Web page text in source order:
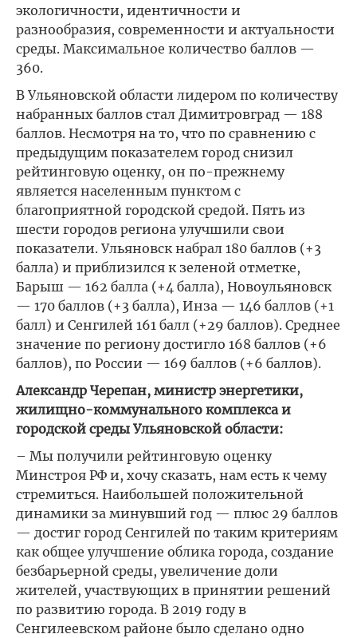
экологичности, идентичности и
разнообразия, современности и актуальности
среды. Максимальное количество баллов —
360.
В Ульяновской области лидером по количеству
набранных баллов стал Димитровград — 188
баллов. Несмотря на то, что по сравнению с
предыдущим показателем город снизил
рейтинговую оценку, он по-прежнему
является населенным пунктом с
благоприятной городской средой. Пять из
шести городов региона улучшили свои
показатели. Ульяновск набрал 180 баллов (+3
балла) и приблизился к зеленой отметке,
Барыш — 162 балла (+4 балла), Новоульяновск
— 170 баллов (+3 балла), Инза — 146 баллов (+1
балл) и Сенгилей 161 балл (+29 баллов). Среднее
значение по региону достигло 168 баллов (+6
баллов), по России — 169 баллов (+6 баллов).
Александр Черепан, министр энергетики,
жилищно-коммунального комплекса и
городской среды Ульяновской области:
– Мы получили рейтинговую оценку
Минстроя РФ и, хочу сказать, нам есть к чему
стремиться. Наибольшей положительной
динамики за минувший год — плюс 29 баллов
— достиг город Сенгилей по таким критериям
как общее улучшение облика города, создание
безбарьерной среды, увеличение доли
жителей, участвующих в принятии решений
по развитию города. В 2019 году в
Сенгилеевском районе было сделано одно